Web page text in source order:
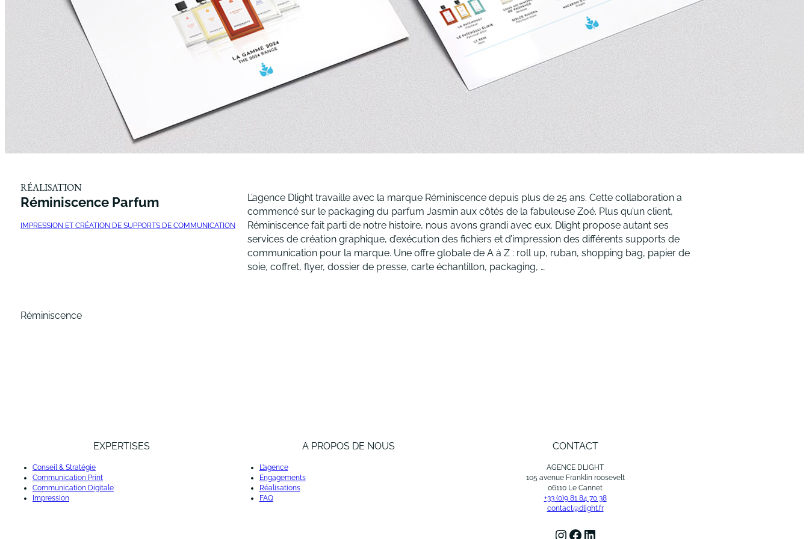
RÉALISATION
Réminiscence Parfum
IMPRESSION ET CRÉATION DE SUPPORTS DE COMMUNICATION
L’agence Dlight travaille avec la marque Réminiscence depuis plus de 25 ans. Cette collaboration a
commencé sur le packaging du parfum Jasmin aux côtés de la fabuleuse Zoé. Plus qu’un client,
Réminiscence fait parti de notre histoire, nous avons grandi avec eux. Dlight propose autant ses
services de création graphique, d’exécution des fichiers et d’impression des différents supports de
communication pour la marque. Une offre globale de A à Z : roll up, ruban, shopping bag, papier de
soie, coffret, flyer, dossier de presse, carte échantillon, packaging, …
Réminiscence
EXPERTISES
Conseil & Stratégie
Communication Print
Communication Digitale
Impression
A PROPOS DE NOUS
L’agence
Engagements
Réalisations
FAQ
CONTACT
AGENCE DLIGHT
105 avenue Franklin roosevelt
06110 Le Cannet
+33 (0)9 81 84 70 38
contact@dlight.fr
InstagramFacebook LinkedIn